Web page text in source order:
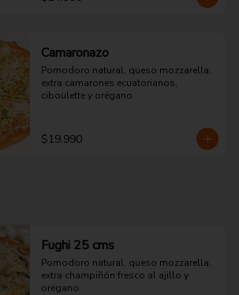
Camaronazo
Pomodoro natural, queso mozzarella,
extra camarones ecuatorianos,
ciboulette y orégano.
$19.990
Fughi 25 cms
Pomodoro natural, queso mozzarella,
extra champiñón fresco al ajillo y
orégano.